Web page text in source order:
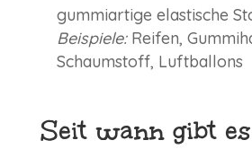
gummiartige elastische
Beispiele:Reifen,
Schaumstoff, Luftballons
Seit wann gibt